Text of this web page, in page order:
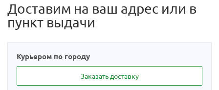
Доставим на ваш адрес или в
пункт выдачи
Курьером по городу
Заказать доставку